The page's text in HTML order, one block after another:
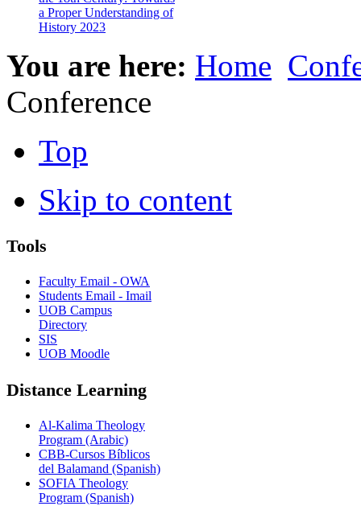
a Proper Understanding of
History 2023
You are here: Home
Conference
Top
Skip to content
Tools
Faculty Email - OWA
Students Email - Imail
UOB Campus
Directory
SIS
UOB Moodle
Distance Learning
Al-Kalima Theology
Program (Arabic)
CBB-Cursos Bíblicos
del Balamand (Spanish)
SOFIA Theology
Program (Spanish)